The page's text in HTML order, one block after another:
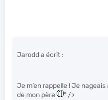
Jarodd a écrit :
Je m’en rappelle ! Je
de mon père
" />